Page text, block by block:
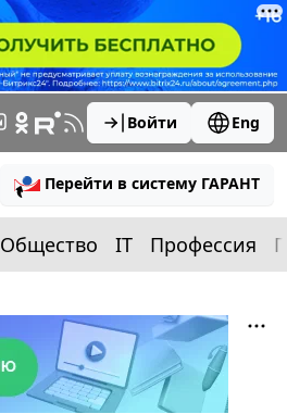
Войти Eng
Перейти в систему ГАРАНТ
Общество IT Профессия